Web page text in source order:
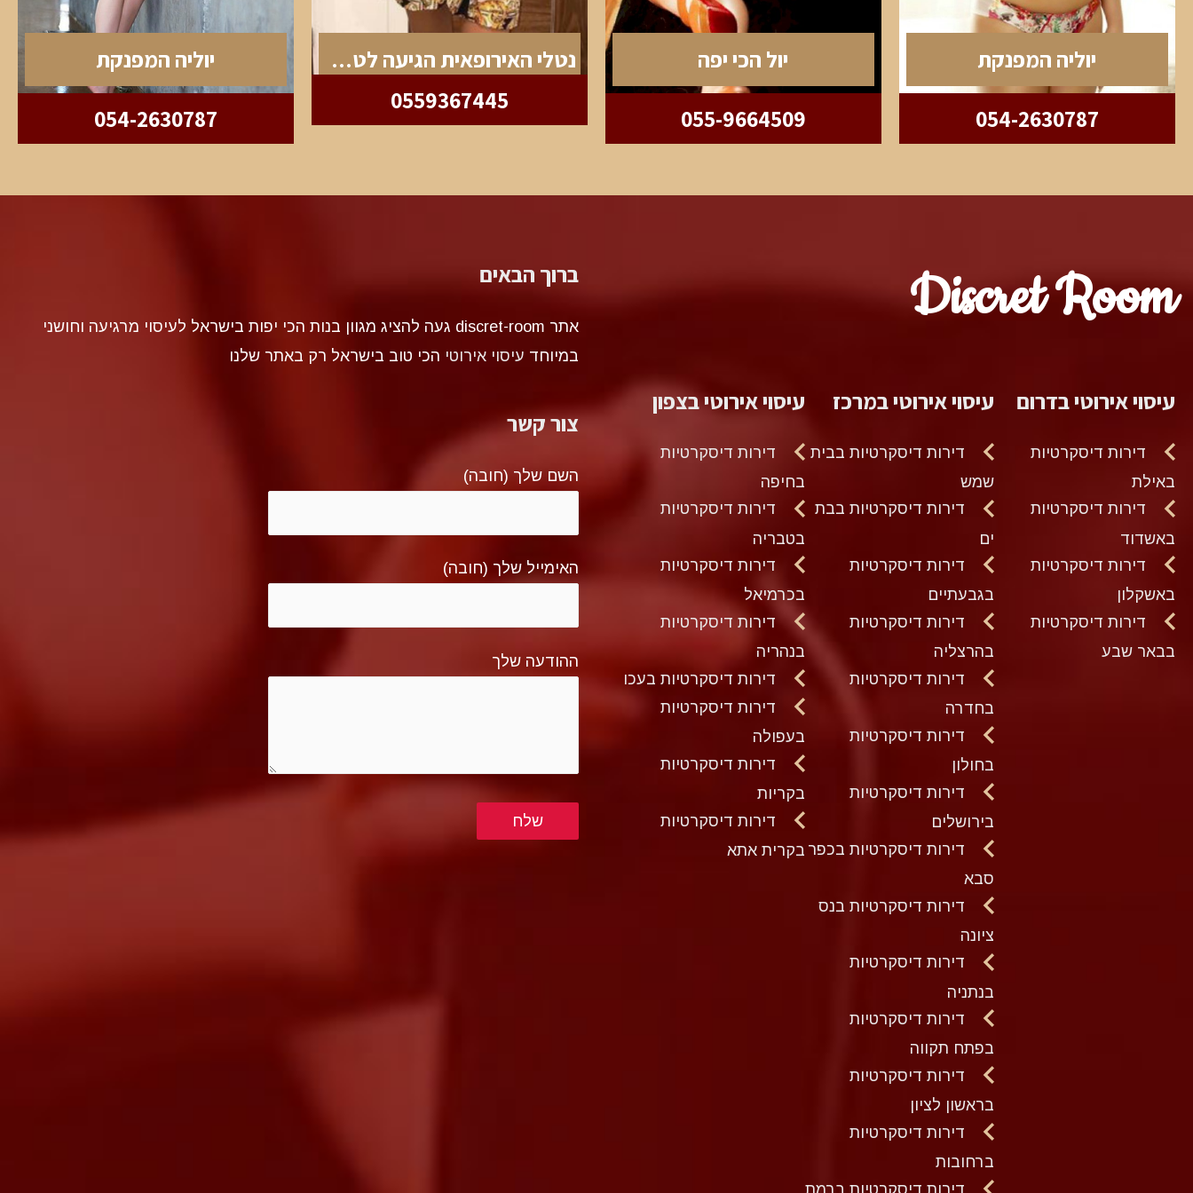
יוליה המפנקת
054-2630787
יול הכי יפה
055-9664509
נטלי האירופאית הגיעה לטבריה
0559367445
יוליה המפנקת
054-2630787
Discret Room
עיסוי אירוטי בדרום
דירות דיסקרטיות
באילת
דירות דיסקרטיות
באשדוד
דירות דיסקרטיות
באשקלון
דירות דיסקרטיות
בבאר שבע
עיסוי אירוטי במרכז
דירות דיסקרטיות בבית
שמש
דירות דיסקרטיות בבת
ים
דירות דיסקרטיות
בגבעתיים
דירות דיסקרטיות
בהרצליה
דירות דיסקרטיות
בחדרה
דירות דיסקרטיות
בחולון
דירות דיסקרטיות
בירושלים
דירות דיסקרטיות בכפר
סבא
דירות דיסקרטיות בנס
ציונה
דירות דיסקרטיות
בנתניה
דירות דיסקרטיות
בפתח תקווה
דירות דיסקרטיות
בראשון לציון
דירות דיסקרטיות
ברחובות
עיסוי אירוטי בצפון
דירות דיסקרטיות
בחיפה
דירות דיסקרטיות
בטבריה
דירות דיסקרטיות
בכרמיאל
דירות דיסקרטיות
בנהריה
דירות דיסקרטיות בעכו
דירות דיסקרטיות
בעפולה
דירות דיסקרטיות
בקריות
דירות דיסקרטיות
בקרית אתא
ברוך הבאים
אתר discret-room געה להציג מגוון בנות הכי יפות בישראל לעיסוי מרגיעה וחושני
במיוחד עיסוי אירוטי הכי טוב בישראל רק באתר שלנו
צור קשר
השם שלך (חובה)
האימייל שלך (חובה)
ההודעה שלך